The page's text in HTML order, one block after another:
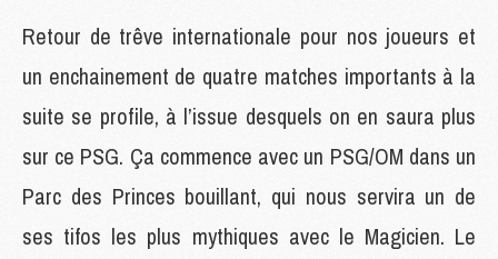
Retour de trêve internationale pour nos joueurs et
un enchainement de quatre matches importants à la
suite se profile, à l’issue desquels on en saura plus
sur ce PSG. Ça commence avec un PSG/OM dans un
Parc des Princes bouillant, qui nous servira un de
ses tifos les plus mythiques avec le Magicien. Le